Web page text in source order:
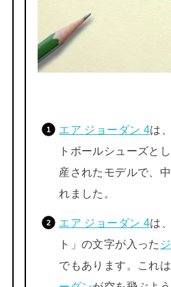
エア ジョーダン 4は
トボールシューズと
産されたモデルで、
れました。
エア ジョーダン 4は
ト」の文字が入った
でもあります。これは